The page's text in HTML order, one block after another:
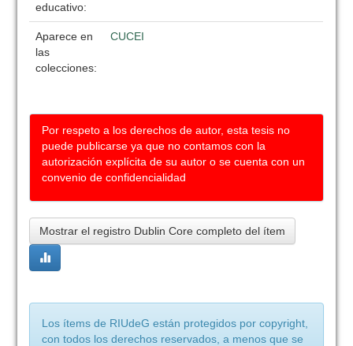
educativo:
Aparece en
las
colecciones:
CUCEI
Por respeto a los derechos de autor, esta tesis no
puede publicarse ya que no contamos con la
autorización explícita de su autor o se cuenta con un
convenio de confidencialidad
Mostrar el registro Dublin Core completo del ítem
Los ítems de RIUdeG están protegidos por copyright,
con todos los derechos reservados, a menos que se